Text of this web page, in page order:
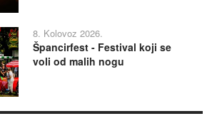
8. Kolovoz 2026.
Špancirfest - Festival koji se
voli od malih nogu